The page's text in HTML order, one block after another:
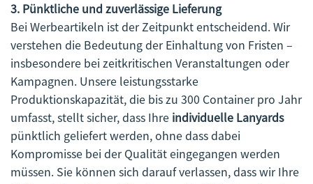
3. Pünktliche und zuverlässige Lieferung
Bei Werbeartikeln ist der Zeitpunkt entscheidend. Wir
verstehen die Bedeutung der Einhaltung von Fristen –
insbesondere bei zeitkritischen Veranstaltungen oder
Kampagnen. Unsere leistungsstarke
Produktionskapazität, die bis zu 300 Container pro Jahr
umfasst, stellt sicher, dass Ihre individuelle Lanyards
pünktlich geliefert werden, ohne dass dabei
Kompromisse bei der Qualität eingegangen werden
müssen. Sie können sich darauf verlassen, dass wir Ihre